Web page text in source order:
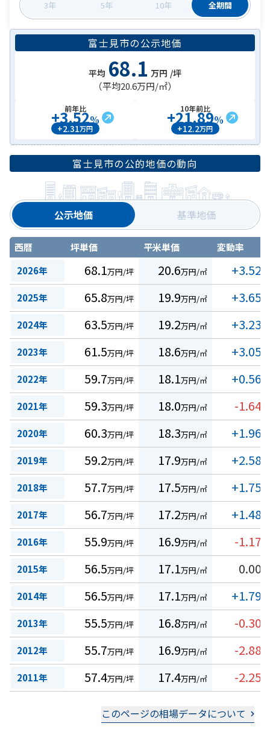
3年 5年 10年 全期間
富士見市の公示地価
平均 68.1 万円 /坪
（平均20.6万円/㎡）
前年比
+3.52%
+2.31万円
10年前比
+21.89%
+12.2万円
富士見市の公的地価の動向
公示地価 基準地価
西暦 坪単価 平米単価
変動率
2026年
68.1万円/坪 20.6万円/㎡ +3.52
2025年 65.8万円/坪 19.9万円/㎡ +3.65
2024年 63.5万円/坪 19.2万円/㎡ +3.23
2023年 61.5万円/坪 18.6万円/㎡ +3.05
2022年 59.7万円/坪 18.1万円/㎡ +0.56
2021年 59.3万円/坪 18.0万円/㎡ -1.64
2020年 60.3万円/坪 18.3万円/㎡ +1.96
2019年 59.2万円/坪 17.9万円/㎡ +2.58
2018年 57.7万円/坪 17.5万円/㎡ +1.75
2017年 56.7万円/坪 17.2万円/㎡ +1.48
2016年 55.9万円/坪 16.9万円/㎡ -1.17
2015年 56.5万円/坪 17.1万円/㎡ 0.00
2014年 56.5万円/坪 17.1万円/㎡ +1.79
2013年 55.5万円/坪 16.8万円/㎡ -0.30
2012年 55.7万円/坪 16.9万円/㎡ -2.88
2011年 57.4万円/坪 17.4万円/㎡ -2.25
このページの相場データについて